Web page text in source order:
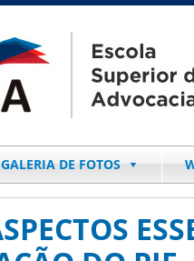
GALERIA DE FOTOS